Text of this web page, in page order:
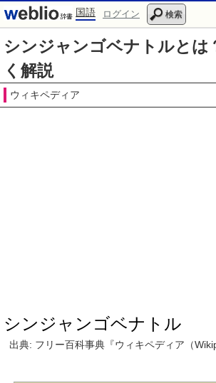
国語 ログイン 検索
シンジャンゴベナトルとは
く解説
ウィキペディア
シンジャンゴベナトル
出典: フリー百科事典『ウィキペディア（